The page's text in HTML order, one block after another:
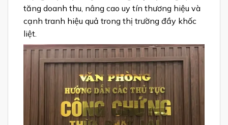
tăng doanh thu, nâng cao uy tín thương hiệu và
cạnh tranh hiệu quả trong thị trường đầy khốc
liệt.